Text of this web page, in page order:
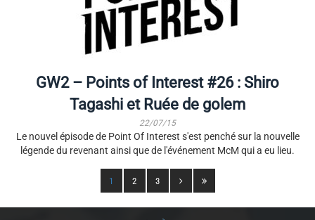
GW2 – Points of Interest #26 : Shiro
Tagashi et Ruée de golem
22/07/15
Le nouvel épisode de Point Of Interest s'est penché sur la nouvelle
légende du revenant ainsi que de l'événement McM qui a eu lieu.
1 2 3